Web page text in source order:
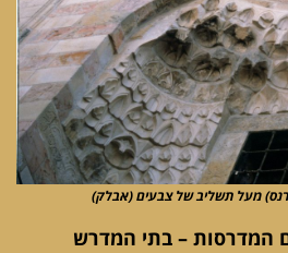
מעל תשליב של צבעים (אבלק)
המדרסות – בתי המדרש